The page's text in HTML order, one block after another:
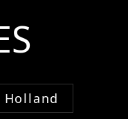
Holland